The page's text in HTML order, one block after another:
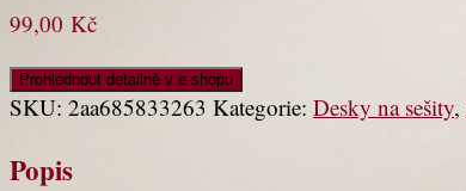
99,00 Kč
Prohlédnout detailně v e-shopu
SKU: 2aa685833263 Kategorie: Desky na sešity,
Popis